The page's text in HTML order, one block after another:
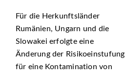
Für die Herkunftsländer
Rumänien, Ungarn und die
Slowakei erfolgte eine
Änderung der Risikoeinstufung
für eine Kontamination von